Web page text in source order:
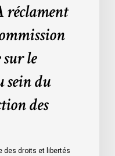
réclament
sur le
sein du
des
des droits et libertés